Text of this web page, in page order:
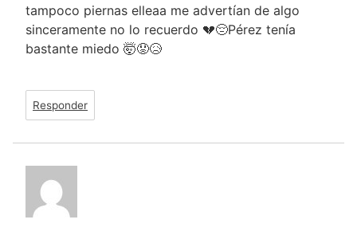
tampoco piernas elleaa me advertían de algo
sinceramente no lo recuerdo 💔😔Pérez tenía
bastante miedo 🤯😟😥
Responder